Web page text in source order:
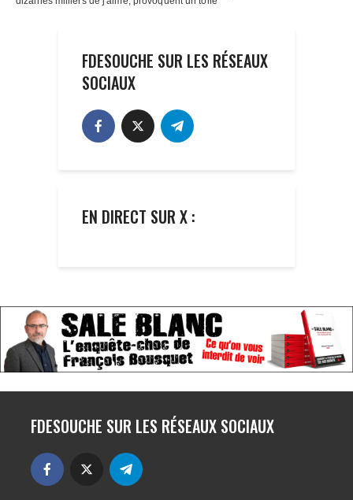
FDESOUCHE SUR LES RÉSEAUX
SOCIAUX
EN DIRECT SUR X :
FDESOUCHE SUR LES RÉSEAUX SOCIAUX